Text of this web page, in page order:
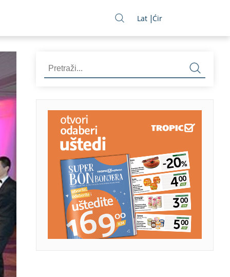
Lat Ćir